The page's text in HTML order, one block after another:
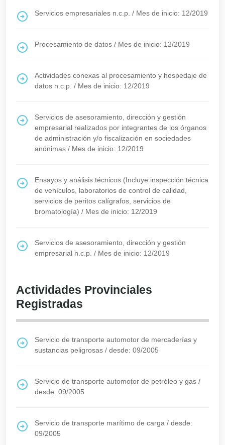
Servicios empresariales n.c.p. / Mes de inicio: 12/2019
Procesamiento de datos / Mes de inicio: 12/2019
Actividades conexas al procesamiento y hospedaje de
datos n.c.p. / Mes de inicio: 12/2019
Servicios de asesoramiento, dirección y gestión
empresarial realizados por integrantes de los órganos
de administración y/o fiscalización en sociedades
anónimas / Mes de inicio: 12/2019
Ensayos y análisis técnicos (Incluye inspección técnica
de vehículos, laboratorios de control de calidad,
servicios de peritos calígrafos, servicios de
bromatología) / Mes de inicio: 12/2019
Servicios de asesoramiento, dirección y gestión
empresarial n.c.p. / Mes de inicio: 12/2019
Actividades Provinciales
Registradas
Servicio de transporte automotor de mercaderías y
sustancias peligrosas / desde: 09/2005
Servicio de transporte automotor de petróleo y gas /
desde: 09/2005
Servicio de transporte marítimo de carga / desde:
09/2005